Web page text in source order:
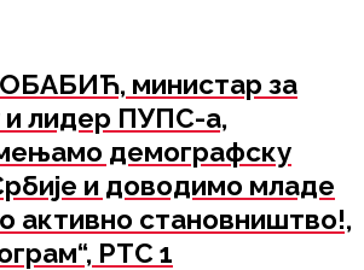
министар за
и лидер ПУПС-а,
демографску
и доводимо младе
активно становништво!,
РТС 1